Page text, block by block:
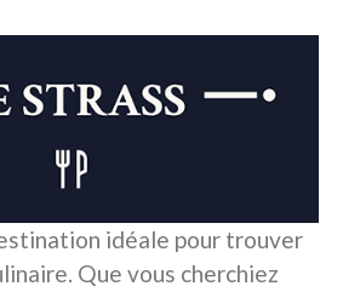
idéale pour trouver
Que vous cherchiez